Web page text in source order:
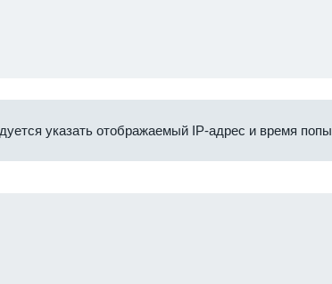
указать отображаемый IP-адрес и время